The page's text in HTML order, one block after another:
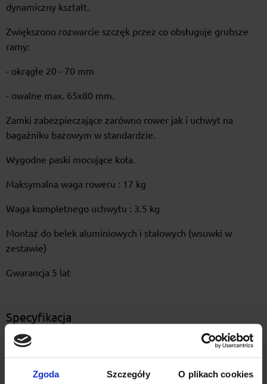
Zgoda Szczegóły O plikach cookies
dynamiczny kształt.
Zwiększono rozwarcie szczęk przez co obsługuje grubsze
ramy:
- okrągłe 20 - 70 mm
- owalne max. 65x80 mm.
Zamki zabezpieczające zarówno rower jak i uchwyt na
bagażniku bazowym w standardzie.
Wygodne paski mocujące koła.
Maksymalna waga roweru : 17 kg
Waga kompletnego uchwytu : 3.5 kg
Montaż do belek aluminiowych i stalowych (wsuwki w
zestawie)
Gwarancja 5 lat
Specyfikacja
Wykonanie
Ładowność - nośność